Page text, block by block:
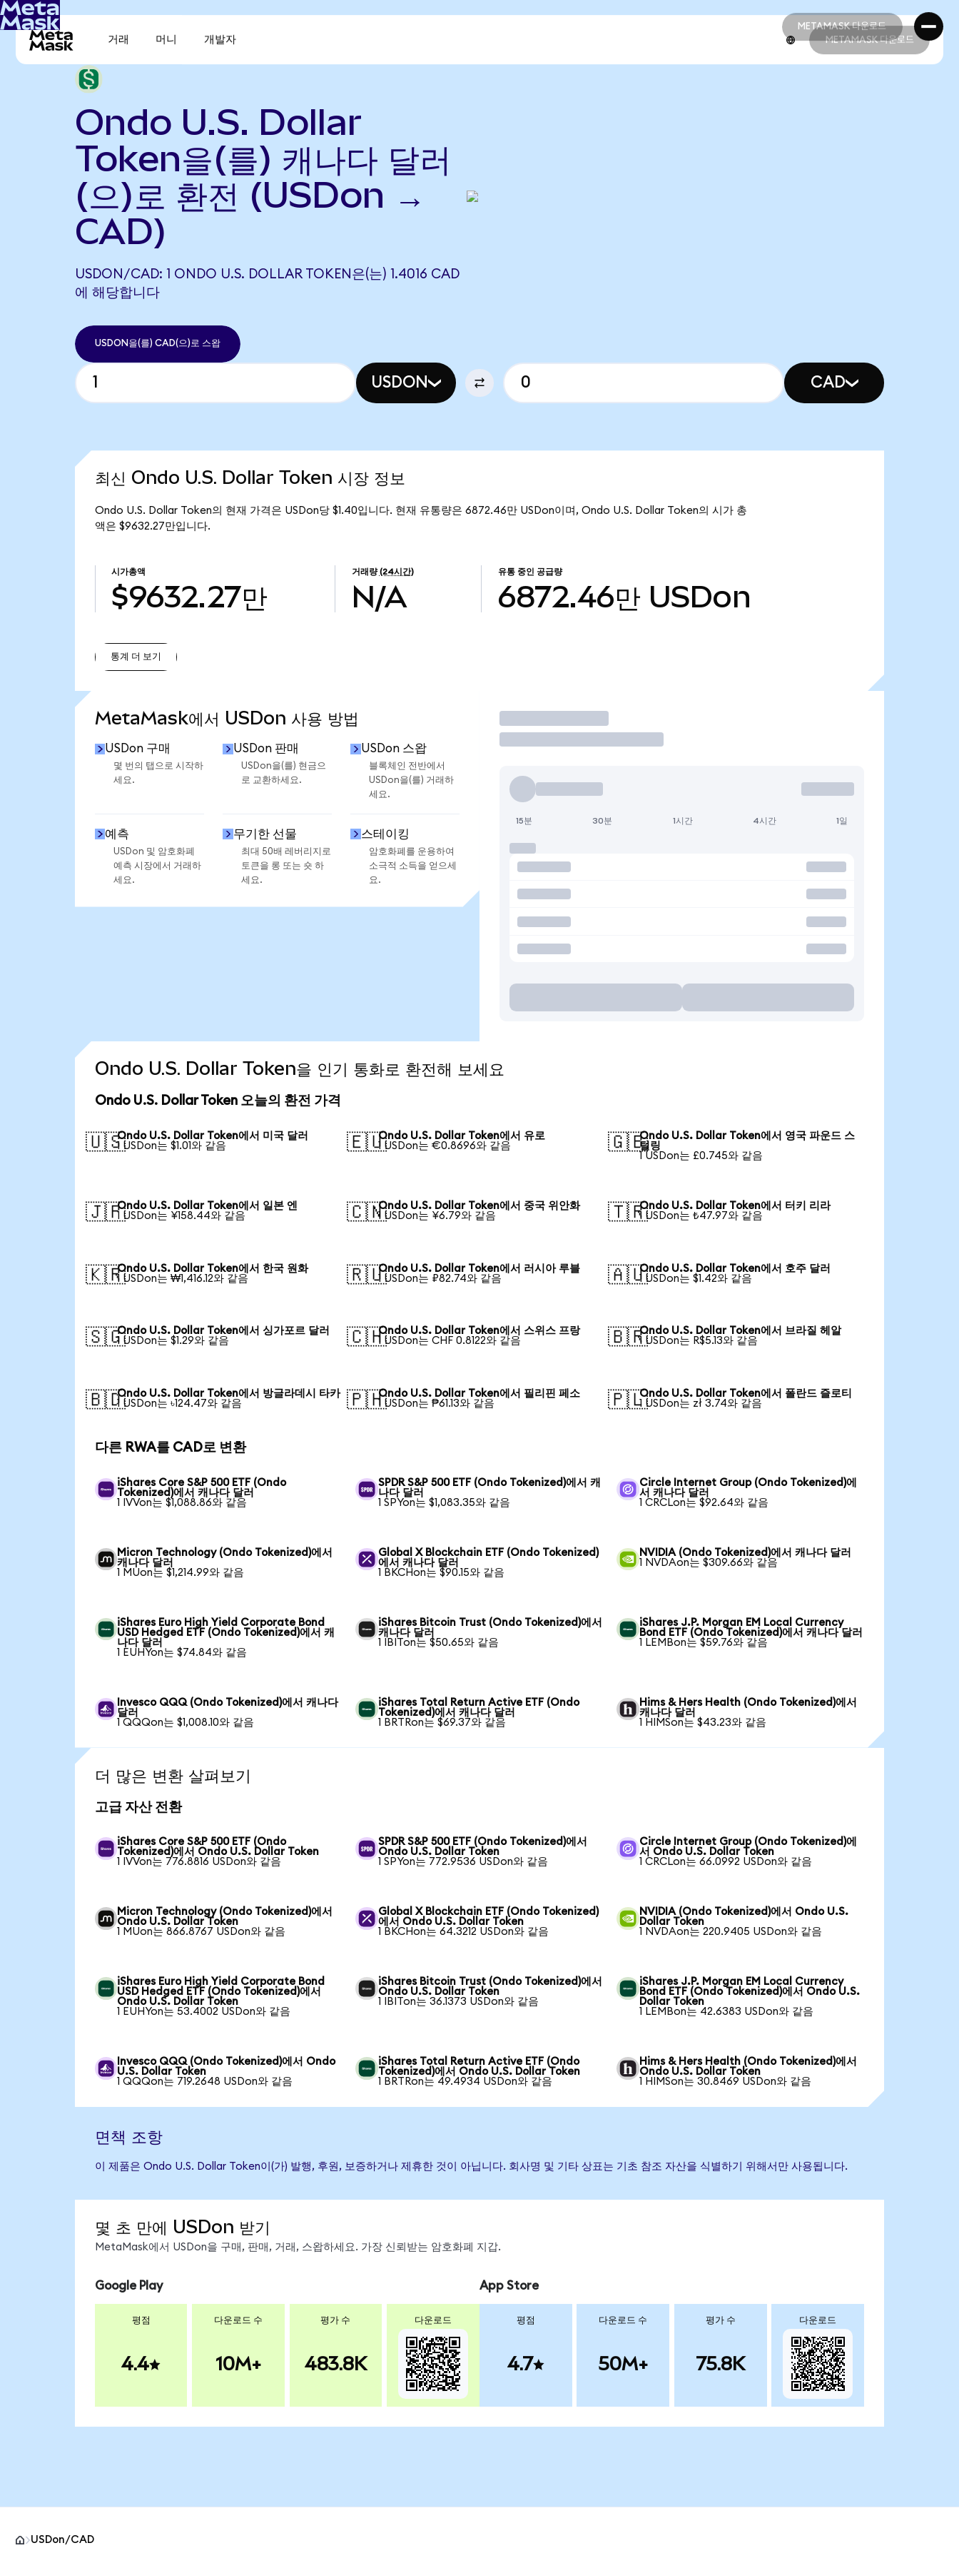
METAMASK 다운로드
METAMASK 다운로드
거래 머니 개발자 METAMASK 다운로드
Ondo U.S. Dollar
Token을(를) 캐나다 달러
(으)로 환전 (USDon →
CAD)
USDON/CAD: 1 ONDO U.S. DOLLAR TOKEN은(는) 1.4016 CAD
에 해당합니다
USDON을(를) CAD(으)로 스왑
USDON CAD
최신 Ondo U.S. Dollar Token 시장 정보
Ondo U.S. Dollar Token의 현재 가격은 USDon당 $1.40입니다. 현재 유통량은 6872.46만 USDon이며, Ondo U.S. Dollar Token의 시가 총
액은 $9632.27만입니다.
시가총액
$9632.27만
거래량 (24시간)
N/A
유통 중인 공급량
6872.46만 USDon
통계 더 보기
MetaMask에서 USDon 사용 방법
USDon 구매
몇 번의 탭으로 시작하
세요.
USDon 판매
USDon을(를) 현금으
로 교환하세요.
USDon 스왑
블록체인 전반에서
USDon을(를) 거래하
세요.
예측
USDon 및 암호화폐
예측 시장에서 거래하
세요.
무기한 선물
최대 50배 레버리지로
토큰을 롱 또는 숏 하
세요.
스테이킹
암호화폐를 운용하여
소극적 소득을 얻으세
요.
거래
15분 30분 1시간 4시간 1일
Ondo U.S. Dollar Token을 인기 통화로 환전해 보세요
Ondo U.S. Dollar Token 오늘의 환전 가격
🇺🇸Ondo U.S. Dollar Token에서 미국 달러
1 USDon는 $1.01와 같음
🇪🇺Ondo U.S. Dollar Token에서 유로
1 USDon는 €0.8696와 같음
🇬🇧Ondo U.S. Dollar Token에서 영국 파운드 스
털링
1 USDon는 £0.745와 같음
🇯🇵Ondo U.S. Dollar Token에서 일본 엔
1 USDon는 ¥158.44와 같음
🇨🇳Ondo U.S. Dollar Token에서 중국 위안화
1 USDon는 ¥6.79와 같음
🇹🇷Ondo U.S. Dollar Token에서 터키 리라
1 USDon는 ₺47.97와 같음
🇰🇷Ondo U.S. Dollar Token에서 한국 원화
1 USDon는 ₩1,416.12와 같음
🇷🇺Ondo U.S. Dollar Token에서 러시아 루블
1 USDon는 ₽82.74와 같음
🇦🇺Ondo U.S. Dollar Token에서 호주 달러
1 USDon는 $1.42와 같음
🇸🇬Ondo U.S. Dollar Token에서 싱가포르 달러
1 USDon는 $1.29와 같음
🇨🇭Ondo U.S. Dollar Token에서 스위스 프랑
1 USDon는 CHF 0.8122와 같음
🇧🇷Ondo U.S. Dollar Token에서 브라질 헤알
1 USDon는 R$5.13와 같음
🇧🇩Ondo U.S. Dollar Token에서 방글라데시 타카
1 USDon는 ৳124.47와 같음
🇵🇭Ondo U.S. Dollar Token에서 필리핀 페소
1 USDon는 ₱61.13와 같음
🇵🇱Ondo U.S. Dollar Token에서 폴란드 즐로티
1 USDon는 zł 3.74와 같음
다른 RWA를 CAD로 변환
iShares Core S&P 500 ETF (Ondo
Tokenized)에서 캐나다 달러
1 IVVon는 $1,088.86와 같음
SPDR S&P 500 ETF (Ondo Tokenized)에서 캐
나다 달러
1 SPYon는 $1,083.35와 같음
Circle Internet Group (Ondo Tokenized)에
서 캐나다 달러
1 CRCLon는 $92.64와 같음
Micron Technology (Ondo Tokenized)에서
캐나다 달러
1 MUon는 $1,214.99와 같음
Global X Blockchain ETF (Ondo Tokenized)
에서 캐나다 달러
1 BKCHon는 $90.15와 같음
NVIDIA (Ondo Tokenized)에서 캐나다 달러
1 NVDAon는 $309.66와 같음
iShares Euro High Yield Corporate Bond
USD Hedged ETF (Ondo Tokenized)에서 캐
나다 달러
1 EUHYon는 $74.84와 같음
iShares Bitcoin Trust (Ondo Tokenized)에서
캐나다 달러
1 IBITon는 $50.65와 같음
iShares J.P. Morgan EM Local Currency
Bond ETF (Ondo Tokenized)에서 캐나다 달러
1 LEMBon는 $59.76와 같음
Invesco QQQ (Ondo Tokenized)에서 캐나다
달러
1 QQQon는 $1,008.10와 같음
iShares Total Return Active ETF (Ondo
Tokenized)에서 캐나다 달러
1 BRTRon는 $69.37와 같음
Hims & Hers Health (Ondo Tokenized)에서
캐나다 달러
1 HIMSon는 $43.23와 같음
더 많은 변환 살펴보기
고급 자산 전환
iShares Core S&P 500 ETF (Ondo
Tokenized)에서 Ondo U.S. Dollar Token
1 IVVon는 776.8816 USDon와 같음
SPDR S&P 500 ETF (Ondo Tokenized)에서
Ondo U.S. Dollar Token
1 SPYon는 772.9536 USDon와 같음
Circle Internet Group (Ondo Tokenized)에
서 Ondo U.S. Dollar Token
1 CRCLon는 66.0992 USDon와 같음
Micron Technology (Ondo Tokenized)에서
Ondo U.S. Dollar Token
1 MUon는 866.8767 USDon와 같음
Global X Blockchain ETF (Ondo Tokenized)
에서 Ondo U.S. Dollar Token
1 BKCHon는 64.3212 USDon와 같음
NVIDIA (Ondo Tokenized)에서 Ondo U.S.
Dollar Token
1 NVDAon는 220.9405 USDon와 같음
iShares Euro High Yield Corporate Bond
USD Hedged ETF (Ondo Tokenized)에서
Ondo U.S. Dollar Token
1 EUHYon는 53.4002 USDon와 같음
iShares Bitcoin Trust (Ondo Tokenized)에서
Ondo U.S. Dollar Token
1 IBITon는 36.1373 USDon와 같음
iShares J.P. Morgan EM Local Currency
Bond ETF (Ondo Tokenized)에서 Ondo U.S.
Dollar Token
1 LEMBon는 42.6383 USDon와 같음
Invesco QQQ (Ondo Tokenized)에서 Ondo
U.S. Dollar Token
1 QQQon는 719.2648 USDon와 같음
iShares Total Return Active ETF (Ondo
Tokenized)에서 Ondo U.S. Dollar Token
1 BRTRon는 49.4934 USDon와 같음
Hims & Hers Health (Ondo Tokenized)에서
Ondo U.S. Dollar Token
1 HIMSon는 30.8469 USDon와 같음
면책 조항
이 제품은 Ondo U.S. Dollar Token이(가) 발행, 후원, 보증하거나 제휴한 것이 아닙니다. 회사명 및 기타 상표는 기초 참조 자산을 식별하기 위해서만 사용됩니다.
몇 초 만에 USDon 받기
MetaMask에서 USDon을 구매, 판매, 거래, 스왑하세요. 가장 신뢰받는 암호화폐 지갑.
Google Play
평점
4.4
다운로드 수
10M+
평가 수
483.8K
다운로드
App Store
평점
4.7
다운로드 수
50M+
평가 수
75.8K
다운로드
USDon/CAD